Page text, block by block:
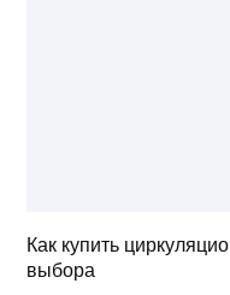
Как купить
выбора